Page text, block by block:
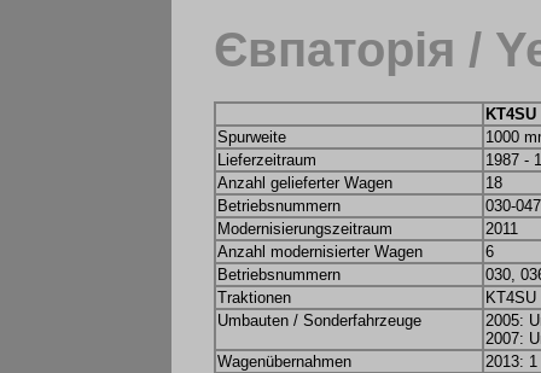
Євпаторія /
KT4SU
Spurweite
1000
Lieferzeitraum
1987 -
Anzahl gelieferter Wagen
18
Betriebsnummern
030-047
Modernisierungszeitraum
2011
Anzahl modernisierter Wagen
6
Betriebsnummern
030,
Traktionen
KT4SU
Umbauten / Sonderfahrzeuge
2005:
2007:
Wagenübernahmen
2013: 1